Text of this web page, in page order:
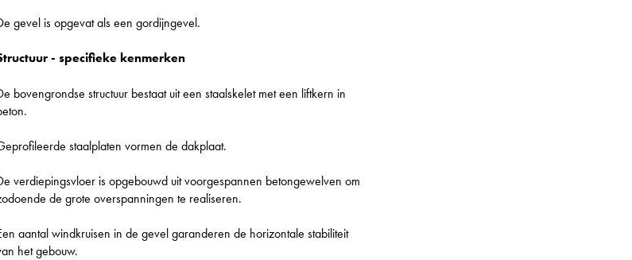
gevel is opgevat als een gordijngevel.
- specifieke kenmerken
bovengrondse structuur bestaat uit een staalskelet met een liftkern in
staalplaten vormen de dakplaat.
verdiepingsvloer is opgebouwd uit voorgespannen betongewelven om
de grote overspanningen te realiseren.
aantal windkruisen in de gevel garanderen de horizontale stabiliteit
het gebouw.